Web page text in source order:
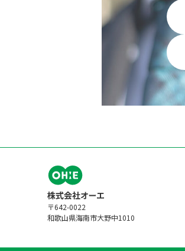
〒642-0022
和歌山県海南市大野中1010